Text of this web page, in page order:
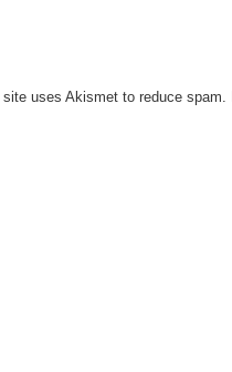
uses Akismet to reduce spam.